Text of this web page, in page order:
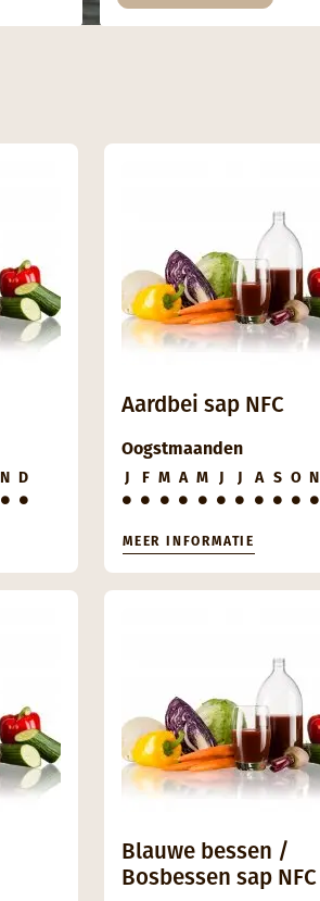
N D
Aardbei sap NFC
Oogstmaanden
J F M A M J J A S O N
MEER INFORMATIE
Blauwe bessen /
Bosbessen sap NFC